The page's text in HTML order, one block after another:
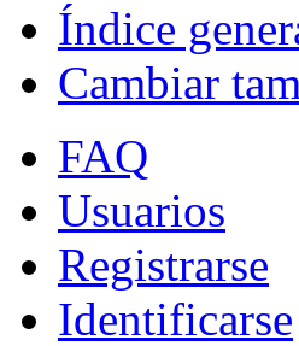
Índice
Cambiar
FAQ
Usuarios
Registrarse
Identificarse